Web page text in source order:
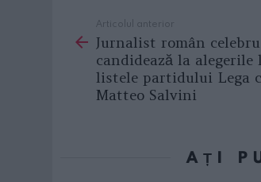
more
Articolul anterior
Jurnalist român
candidează la alegerile
listele partidului Lega
Matteo Salvini
AȚI